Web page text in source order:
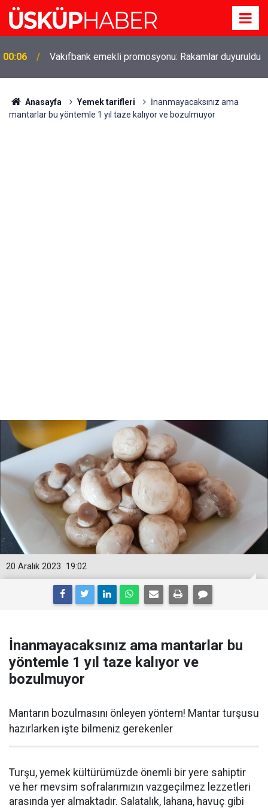
19:21
Gözde oldu! Hem köy hem mahalle hayatı iç içe!
İzmir'deki doğal semt
Anasayfa Yemek tarifleri
İnanmayacaksınız ama
mantarlar bu yöntemle 1 yıl taze kalıyor ve bozulmuyor
19:02
20 Aralık 2023
İnanmayacaksınız ama mantarlar bu
yöntemle 1 yıl taze kalıyor ve
bozulmuyor
Mantarın bozulmasını önleyen yöntem! Mantar turşusu
hazırlarken işte bilmeniz gerekenler
Turşu, yemek kültürümüzde önemli bir yere sahiptir
ve her mevsim sofralarımızın vazgeçilmez lezzetleri
arasında yer almaktadır. Salatalık, lahana, havuç gibi